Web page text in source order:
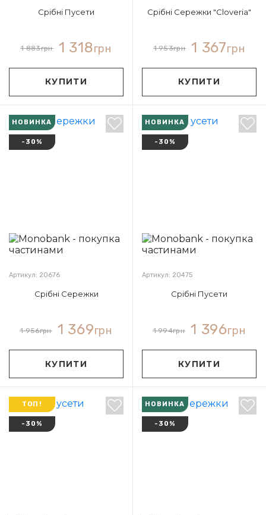
Срібні Пусети
1 883грн 1 318грн
КУПИТИ
Срібні Сережки "Cloveria"
1 953грн 1 367грн
КУПИТИ
НОВИНКА
-30%
Артикул: 20676
Срібні Сережки
1 956грн 1 369грн
КУПИТИ
НОВИНКА
-30%
Артикул: 20475
Срібні Пусети
1 994грн 1 396грн
КУПИТИ
ТОП!
-30%
НОВИНКА
-30%